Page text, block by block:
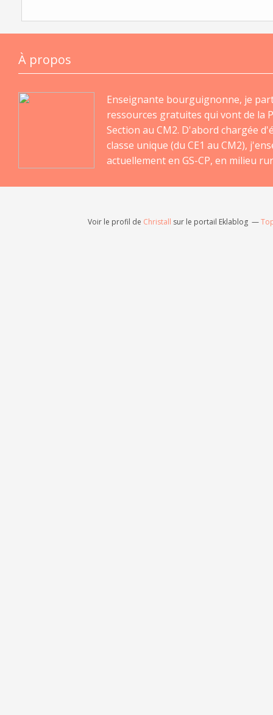
À propos
Enseignante bourguignonne, je
ressources gratuites qui vont de la
Section au CM2. D'abord chargée
classe unique (du CE1 au CM2),
actuellement en GS-CP, en milieu
Voir le profil de Christall sur le portail Eklablog